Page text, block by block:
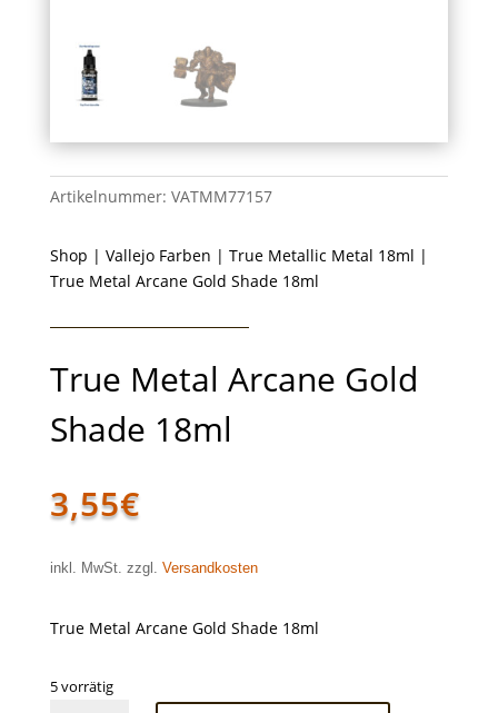
Artikelnummer: VATMM77157
Shop | Vallejo Farben | True Metallic Metal 18ml |
True Metal Arcane Gold Shade 18ml
True Metal Arcane Gold
Shade 18ml
3,55€
inkl. MwSt. zzgl. Versandkosten
True Metal Arcane Gold Shade 18ml
5 vorrätig